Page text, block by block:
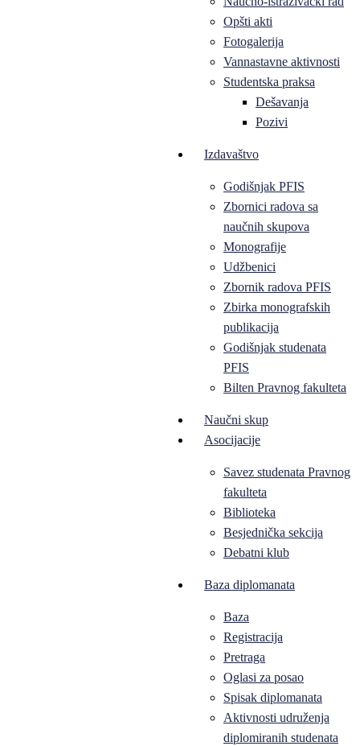
Opšti akti
Fotogalerija
Vannastavne aktivnosti
Studentska praksa
Dešavanja
Pozivi
Izdavaštvo
Godišnjak PFIS
Zbornici radova sa
naučnih skupova
Monografije
Udžbenici
Zbornik radova PFIS
Zbirka monografskih
publikacija
Godišnjak studenata
PFIS
Bilten Pravnog fakulteta
Naučni skup
Asocijacije
Savez studenata Pravnog
fakulteta
Biblioteka
Besjednička sekcija
Debatni klub
Baza diplomanata
Baza
Registracija
Pretraga
Oglasi za posao
Spisak diplomanata
Aktivnosti udruženja
diplomiranih studenata